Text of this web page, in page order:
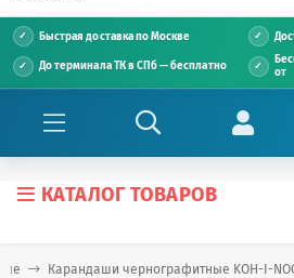
Быстрая доставка по Москве
До терминала ТК в СПб — бесплатно
от
КАТАЛОГ ТОВАРОВ
Карандаши чернографитные KOH-I-